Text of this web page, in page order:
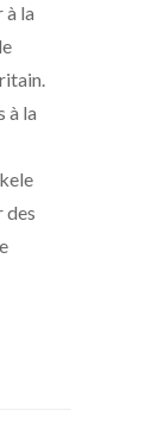
à la
à la
des